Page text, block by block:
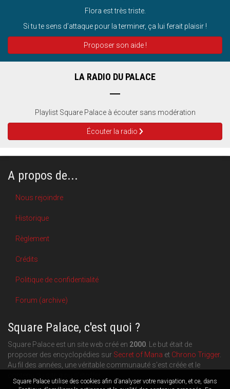
Square Palace utilise des cookies afin d'analyser votre navigation, et ce, dans
Flora est très triste.
Si tu te sens d’attaque pour la terminer, ça lui ferait plaisir !
Proposer son aide !
LA RADIO DU PALACE
Playlist Square Palace à écouter sans modération
Écouter la radio
A propos de...
Nous rejoindre
Historique
Règlement
Crédits
Politique de confidentialité
Forum (archive)
Square Palace, c'est quoi ?
Square Palace est un site web créé en 2000 . Le but était de
proposer des encyclopédies sur Secret of Mana et Chrono Trigger.
Au fil des années, une véritable communauté s'est créée et le